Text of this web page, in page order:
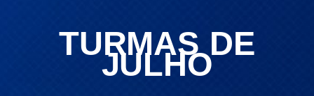
TURMAS DE
JULHO